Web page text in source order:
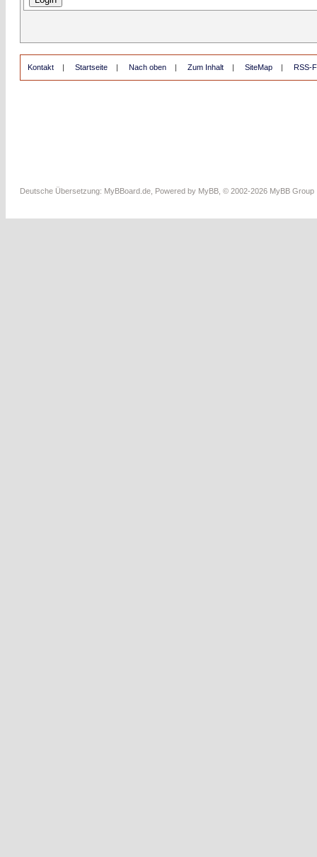
Kontakt | Startseite | Nach oben | Zum Inhalt | SiteMap | RSS-
Deutsche Übersetzung: MyBBoard.de , Powered by MyBB , © 2002-2026 MyBB Group